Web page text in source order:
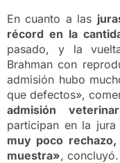
En cuanto a las
récord en la
pasado, y la
Brahman con
admisión hubo
que defectos»,
admisión
participan en la
muy poco
muestra», concluyó.